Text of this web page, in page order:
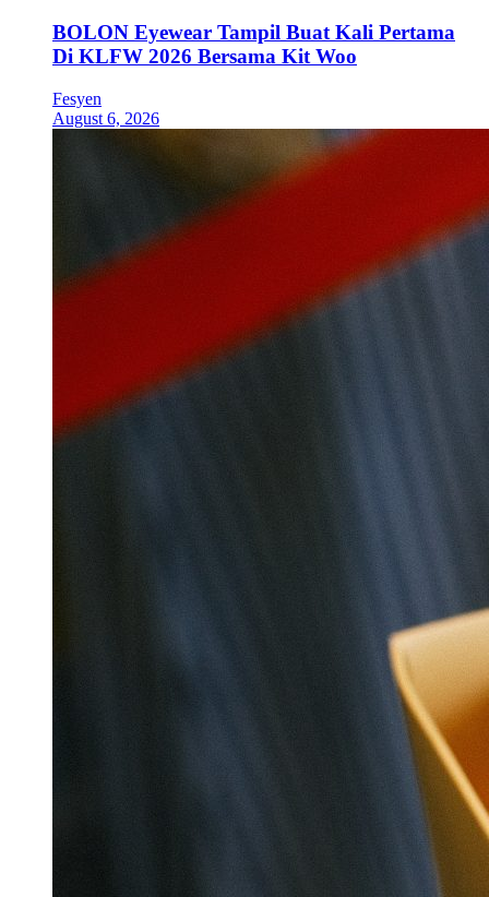
BOLON Eyewear Tampil Buat Kali Pertama
Di KLFW 2026 Bersama Kit Woo
Fesyen
August 6, 2026